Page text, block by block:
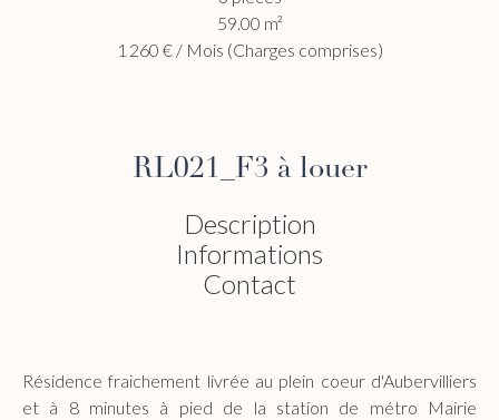
59.00 m²
1 260 € / Mois (Charges comprises)
RL021_F3 à louer
Description
Informations
Contact
Résidence fraichement livrée au plein coeur d'Aubervilliers
et à 8 minutes à pied de la station de métro Mairie